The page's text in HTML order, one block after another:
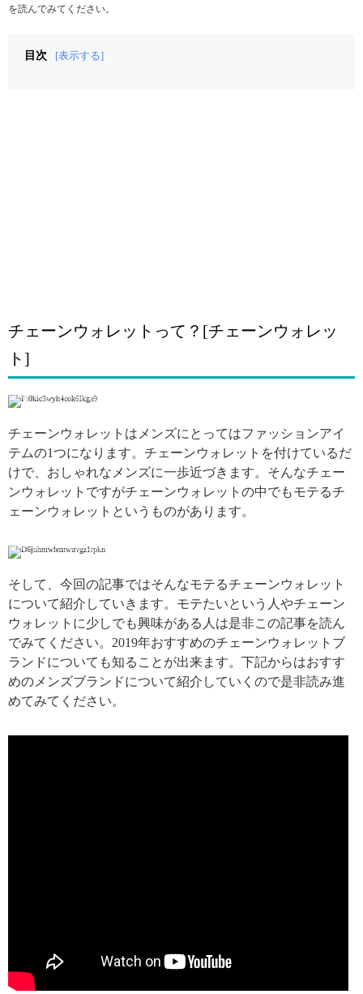
を読んでみてください。
目次 [表示する]
チェーンウォレットって？[チェーンウォレッ
ト]
引用: https://www.instagram.com/p/Btazv5hh4kT/
チェーンウォレットはメンズにとってはファッションアイ
テムの1つになります。チェーンウォレットを付けているだ
けで、おしゃれなメンズに一歩近づきます。そんなチェー
ンウォレットですがチェーンウォレットの中でもモテるチ
ェーンウォレットというものがあります。
引用: https://www.instagram.com/p/BukpYvLA2BW/
そして、今回の記事ではそんなモテるチェーンウォレット
について紹介していきます。モテたいという人やチェーン
ウォレットに少しでも興味がある人は是非この記事を読ん
でみてください。2019年おすすめのチェーンウォレットブ
ランドについても知ることが出来ます。下記からはおすす
めのメンズブランドについて紹介していくので是非読み進
めてみてください。